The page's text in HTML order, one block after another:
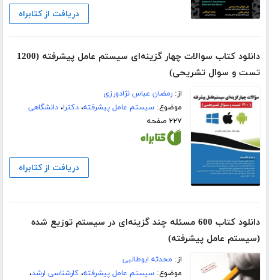
دریافت از کتابراه
دانلود کتاب سوالات چهار گزینه‌ای سیستم عامل پیشرفته (1200
تست و سوال تشریحی)
از:رمضان عباس نژادورزی
موضوع:سیستم عامل پیشرفته،دکترا،دانشگاهی
۲۲۷ صفحه
دریافت از کتابراه
دانلود کتاب 600 مسئله چند گزینه‌ای در سیستم توزیع شده
(سیستم عامل پیشرفته)
از: محدثه ابوطالبی
موضوع:سیستم عامل پیشرفته،کارشناسی ارشد،